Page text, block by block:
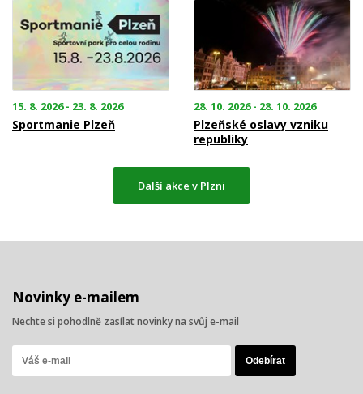
15. 8. 2026 - 23. 8. 2026
Sportmanie Plzeň
28. 10. 2026 - 28. 10. 2026
Plzeňské oslavy vzniku
republiky
Další akce v Plzni
Novinky e-mailem
Nechte si pohodlně zasílat novinky na svůj e-mail